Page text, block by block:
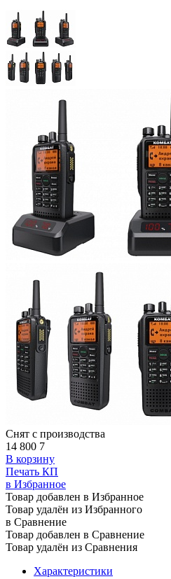
Снят с производства
14 800 7
В корзину
Печать КП
в Избранное
Товар добавлен в Избранное
Товар удалён из Избранного
в Сравнение
Товар добавлен в Сравнение
Товар удалён из Сравнения
Характеристики